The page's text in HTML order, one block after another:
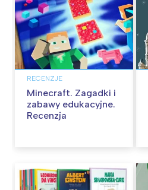
RECENZJE
Minecraft. Zagadki i
zabawy edukacyjne.
Recenzja